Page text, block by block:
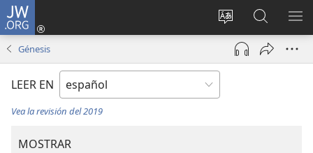
JW.ORG
Cambiar
idioma
del sitio
Iniciar
sesión
(abre
nueva
en
jw.org
Génesis
LEER EN
Vea la revisión del 2019
MOSTRAR